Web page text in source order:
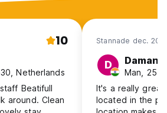
10
Netherlands
Beatifull
around. Clean
Stannade dec.
D
Man, 25-
It's a really
located in the